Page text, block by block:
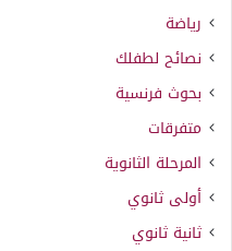
رياضة
نصائح لطفلك
بحوث فرنسية
متفرقات
المرحلة الثانوية
أولى ثانوي
ثانية ثانوي